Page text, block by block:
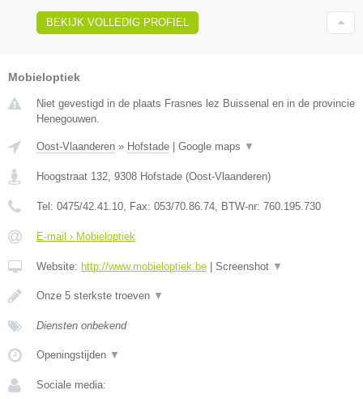
BEKIJK VOLLEDIG PROFIEL
Mobieloptiek
Niet gevestigd in de plaats Frasnes lez Buissenal en in de provincie
Henegouwen.
Oost-Vlaanderen » Hofstade | Google maps ▼
Hoogstraat 132 9308 Hofstade (Oost-Vlaanderen)
Tel: 0475/42.41.10 , Fax: 053/70.86.74 , BTW-nr: 760.195.730
E-mail › Mobieloptiek
Website: http://www.mobieloptiek.be | Screenshot ▼
Onze 5 sterkste troeven ▼
Diensten onbekend
Openingstijden ▼
Sociale media: